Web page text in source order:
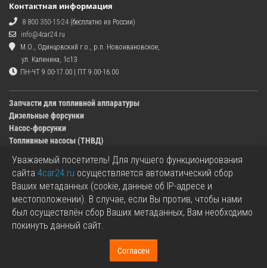
Контактная информация
8 800 350-15-24 (бесплатно из России)
info@4car24.ru
М.О., Одинцовский г.о., р.п. Новоивановское,
ул. Калинина, 1с13
ПН-ЧТ 9.00-17.00 | ПТ 9.00-16.00
Запчасти для топливной аппаратуры
Дизельные форсунки
Насос-форсунки
Топливные насосы (ТНВД)
Изображения деталей, представленных в каталоге на сайте, могут отличаться от
оригиналов.
Информация о цене запчасти, указанная в каталоге на сайте, может отличаться от
фактической к моменту оформления заказа.
Все используемые товарные знаки являются собственностью их владельцев.
Названия марок, бренды и логотипы используются исключительно в
«4car24.ru - топливная аппаратура» © 2017 - 2026
+7 499 350-15-24
Уважаемый посетитель! Для лучшего функционирования
сайта 4car24.ru осуществляется автоматический сбор
Ваших метаданных (cookie, данные об IP-адресе и
местоположении). В случае, если Вы против, чтобы нами
был осуществлён сбор Ваших метаданных, Вам необходимо
покинуть данный сайт.
Согласен